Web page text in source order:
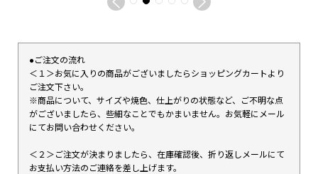
●ご注文の流れ
＜１＞お気に入りの商品がございましたらショッピングカートより
ご注文下さい。
※商品について、サイズや焼色、仕上がりの状態など、ご不明な点
がございましたら、些細なことでもかまいません。お気軽にメール
にてお問い合わせください。
＜２＞ご注文が決まりましたら、在庫確認後、折り返しメールにて
お支払い方法のご連絡を差し上げます。